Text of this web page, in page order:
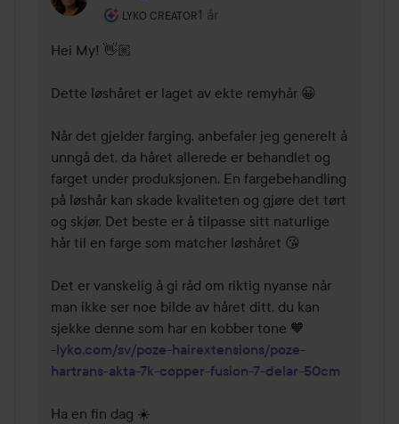
LYKO CREATOR
Brukerens rolle: Lyko Creator.
1 år
Kommentaren lades 1 år
Hei My! 👋🏼
Dette løshåret er laget av ekte remyhår 😀
Når det gjelder farging, anbefaler jeg generelt å
unngå det, da håret allerede er behandlet og
farget under produksjonen. En fargebehandling
på løshår kan skade kvaliteten og gjøre det tørt
og skjør. Det beste er å tilpasse sitt naturlige
hår til en farge som matcher løshåret 😘
Det er vanskelig å gi råd om riktig nyanse når
man ikke ser noe bilde av håret ditt, du kan
sjekke denne som har en kobber tone 🧡
-lyko.com/sv/poze-hairextensions/poze-
hartrans-akta-7k-copper-fusion-7-delar-50cm
Ha en fin dag ☀️